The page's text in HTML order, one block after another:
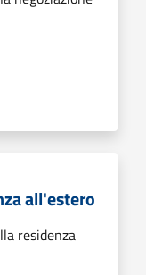
all'estero
residenza